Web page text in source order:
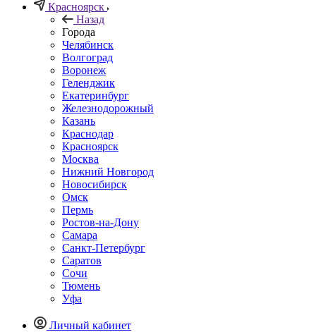
Красноярск
Назад
Города
Челябинск
Волгоград
Воронеж
Геленджик
Екатеринбург
Железнодорожный
Казань
Краснодар
Красноярск
Москва
Нижний Новгород
Новосибирск
Омск
Пермь
Ростов-на-Дону
Самара
Санкт-Петербург
Саратов
Сочи
Тюмень
Уфа
Личный кабинет